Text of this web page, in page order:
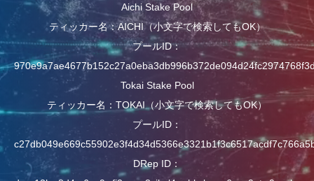
Aichi Stake Pool
ティッカー名：AICHI（小文字で検索してもOK）
プールID：
Tokai Stake Pool
ティッカー名：TOKAI（小文字で検索してもOK）
プールID：
DRep ID：